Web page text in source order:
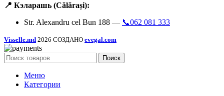
📍 Кэларашь (Călărași):
Str. Alexandru cel Bun 188 — 📞062 081 333
Visselle.md 2026 СОЗДАНО evegal.com
Поиск
Меню
Категории